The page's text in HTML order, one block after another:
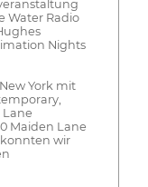
Water Radio
Nights
York mit
Lane
Maiden Lane
konnten wir